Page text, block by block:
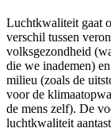
Luchtkwaliteit gaat
verschil tussen
volksgezondheid
die we inademen)
milieu (zoals de
voor de
de mens zelf). De
luchtkwaliteit